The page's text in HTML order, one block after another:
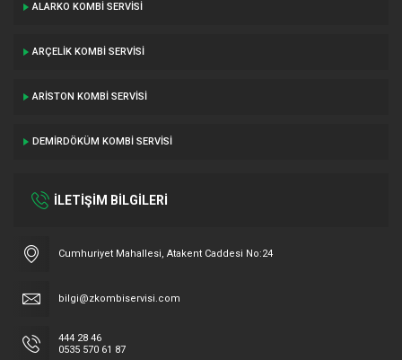
ALARKO KOMBI SERVISI
ARÇELIK KOMBI SERVISI
ARISTON KOMBI SERVISI
DEMIRDÖKÜM KOMBI SERVISI
İLETİŞİM BİLGİLERİ
Cumhuriyet Mahallesi, Atakent Caddesi No:24
bilgi@zkombiservisi.com
444 28 46
0535 570 61 87